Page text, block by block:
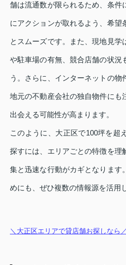
舗は流通数が限られるため、条件
にアクションが取れるよう、希望
とスムーズです。また、現地見学
や駐車場の有無、競合店舗の状況
う。さらに、インターネットの物
地元の不動産会社の独自物件にも
出会える可能性が高まります。
このように、大正区で100坪を超
探すには、エリアごとの特徴を理
集と迅速な行動がカギとなります
めにも、ぜひ複数の情報源を活用
＼大正区エリアで貸店舗お探しなら／